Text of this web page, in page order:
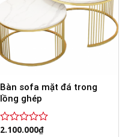
Bàn sofa mặt đá trong
lồng ghép
Được
2.100.000₫